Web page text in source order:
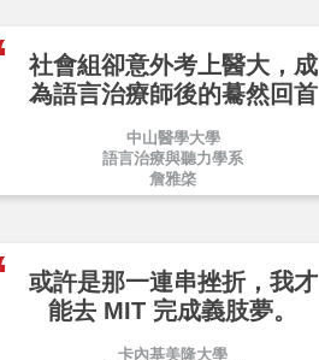
社會組卻意外考上醫大，成
為語言治療師後的驀然回首
中山醫學大學
語言治療與聽力學系
詹雅棨
或許是那一連串挫折，我才
能去 MIT 完成義肢夢。
卡內基美隆大學